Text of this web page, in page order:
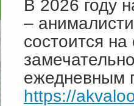
В 2026 году
–
состоится на
ежедневным
https://